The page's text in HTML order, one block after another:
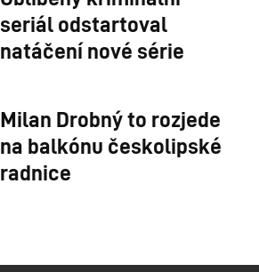
seriál odstartoval
natáčení nové série
Milan Drobný to rozjede
na balkónu českolipské
radnice